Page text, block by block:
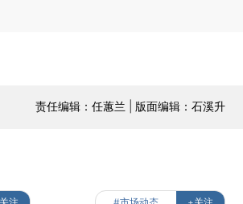
责任编辑：任蕙兰 | 版面编辑：石溪升